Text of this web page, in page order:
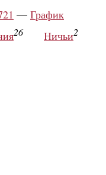
— График
26 Ничьи2